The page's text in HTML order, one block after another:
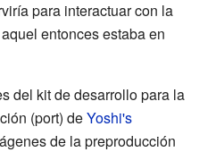
para interactuar con la
entonces estaba en
del kit de desarrollo para la
(port) deYoshi's
de la preproducción